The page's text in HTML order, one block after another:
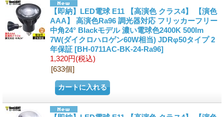
【即納】LED電球 E11 【高演色 クラス4】 【演色
AAA】 高演色Ra96 調光器対応 フリッカーフリー
中角24° Blackモデル 濃い電球色2400K 500lm
7W(ダイクロハロゲン60W相当) JDRφ50タイプ 2
年保証 [BH-0711AC-BK-24-Ra96]
1,320円(税込)
[633個]